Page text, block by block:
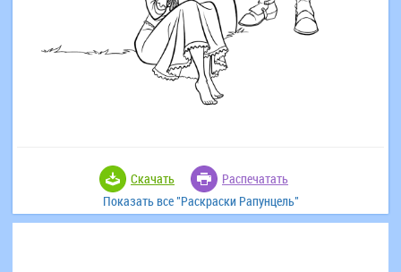
Скачать
Распечатать
Показать все "Раскраски Рапунцель"